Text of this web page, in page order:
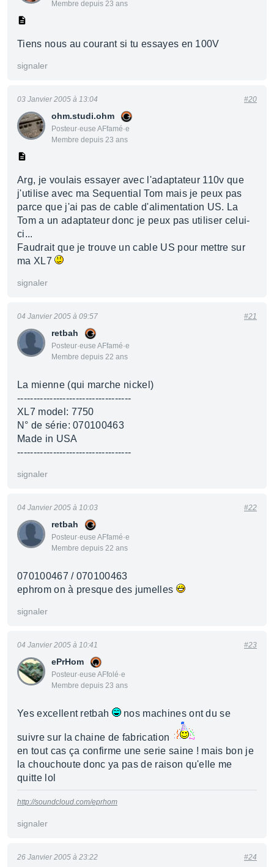
Membre depuis 23 ans
Tiens nous au courant si tu essayes en 100V
signaler
ohm.studi.ohm
Posteur·euse AFfamé·e
Membre depuis 23 ans
03 Janvier 2005 à 13:04 #20
Arg, je voulais essayer avec l'adaptateur 110v que
j'utilise avec ma Sequential Tom mais je peux pas
parce que j'ai pas de cable d'alimentation US. La
Tom a un adaptateur donc je peux pas utiliser celui-
ci...
Faudrait que je trouve un cable US pour mettre sur
ma XL7
signaler
retbah
Posteur·euse AFfamé·e
Membre depuis 22 ans
04 Janvier 2005 à 09:57 #21
La mienne (qui marche nickel)
-----------------------------------
XL7 model: 7750
N° de série: 070100463
Made in USA
-----------------------------------
signaler
retbah
Posteur·euse AFfamé·e
Membre depuis 22 ans
04 Janvier 2005 à 10:03 #22
070100467 / 070100463
ephrom on à presque des jumelles
signaler
ePrHom
Posteur·euse AFfolé·e
Membre depuis 23 ans
04 Janvier 2005 à 10:41 #23
Yes excellent retbah nos machines ont du se
suivre sur la chaine de fabrication
en tout cas ça confirme une serie saine ! mais bon je
la chouchoute donc ya pas de raison qu'elle me
quitte lol
http://soundcloud.com/eprhom
signaler
26 Janvier 2005 à 23:22 #24